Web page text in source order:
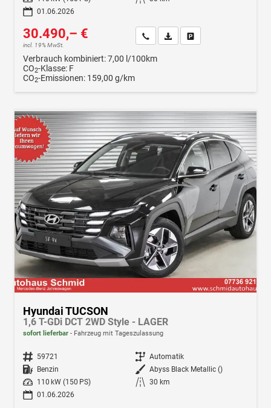
01.06.2026
30.490,– €
incl. 19% MwSt.
Wir rufen Sie anFahrzeugexposé (PDF)
Verbrauch kombiniert:7,00 l/100km
CO2-Klasse: F
CO2-Emissionen: 159,00 g/km
Hyundai TUCSON
1,6 T-GDi DCT 2WD Style - LAGER
sofort lieferbar Fahrzeug mit Tageszulassung
Fahrzeugnr. 59721 Getriebe Automatik
Kraftstoff Benzin Außenfarbe Abyss Black Metallic ()
Leistung
110 kW (150 PS) Kilometerstand 30 km
01.06.2026